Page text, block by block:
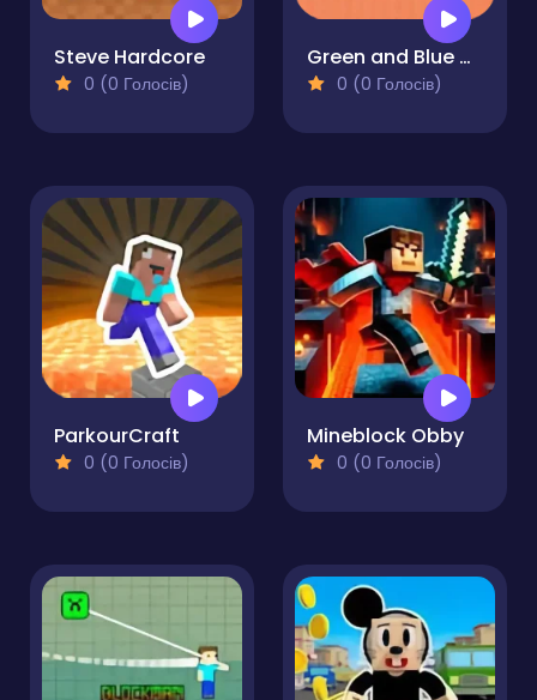
Steve Hardcore
0 (0 Голосів)
Green and Blue Cuteman
0 (0 Голосів)
ParkourCraft
0 (0 Голосів)
Mineblock Obby
0 (0 Голосів)